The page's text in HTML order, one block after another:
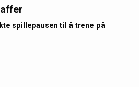
spillepausen til å trene på